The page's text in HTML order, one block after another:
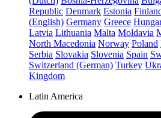
Republic Denmark Estonia
(English) Germany Greece
Latvia Lithuania Malta Moldavia
North Macedonia Norway Poland
Serbia Slovakia Slovenia Spain
Switzerland (German) Turkey
Kingdom
Latin America